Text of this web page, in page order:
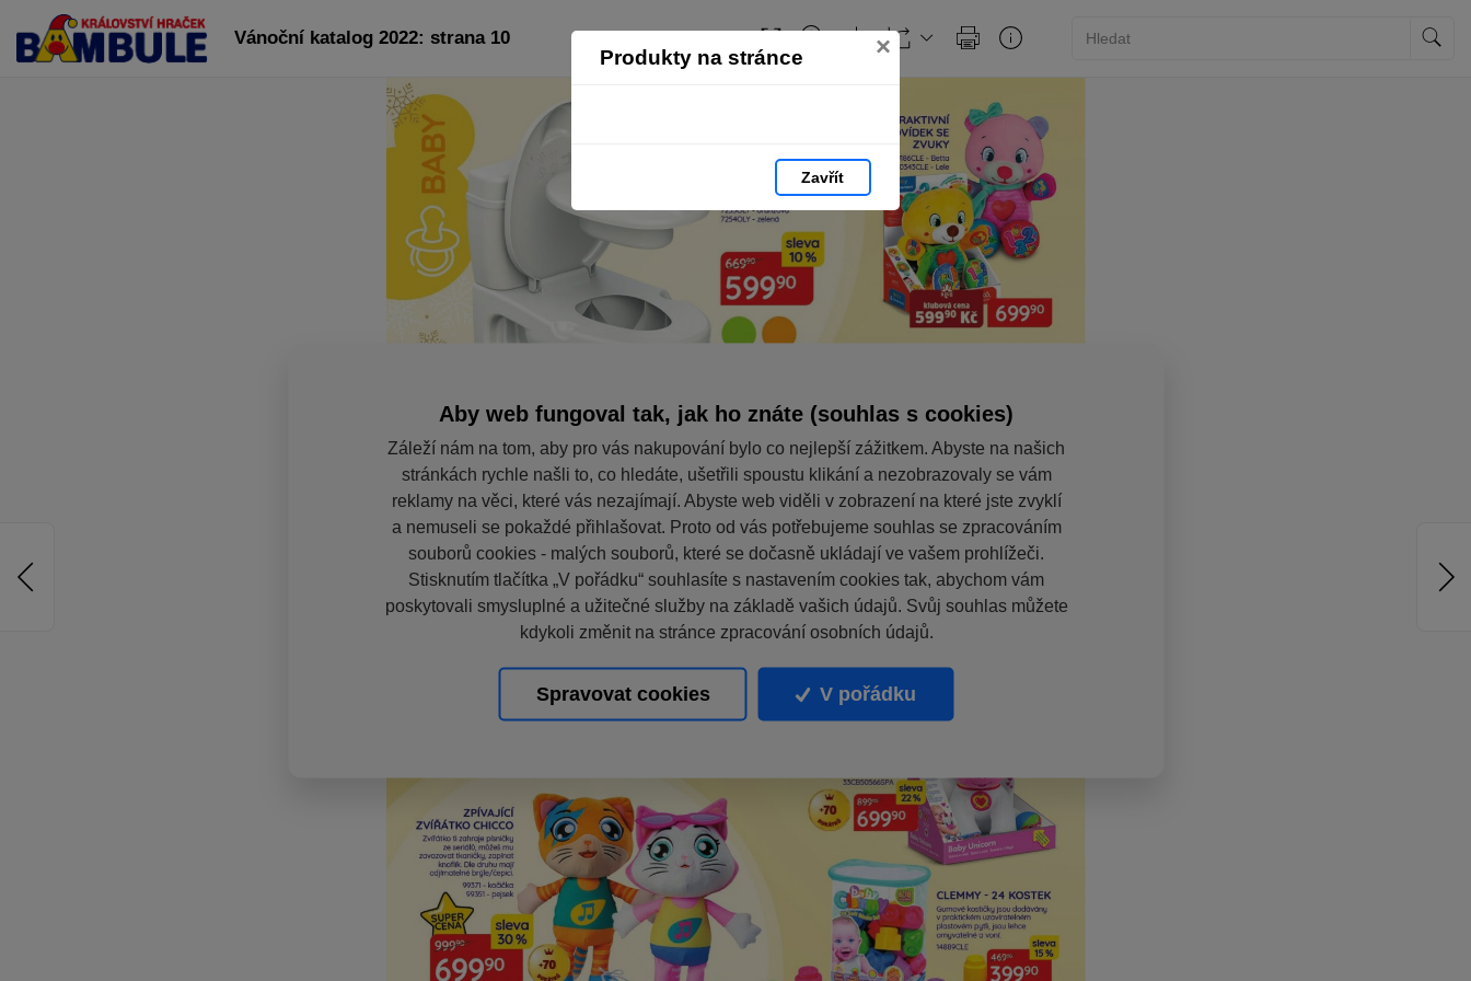
Produkty na stránce ×
Zavřít
Vánoční katalog 2022: strana 10
Aby web fungoval tak, jak ho znáte (souhlas s cookies)
Záleží nám na tom, aby pro vás nakupování bylo co nejlepší zážitkem. Abyste na našich
stránkách rychle našli to, co hledáte, ušetřili spoustu klikání a nezobrazovaly se vám
reklamy na věci, které vás nezajímají. Abyste web viděli v zobrazení na které jste zvyklí
a nemuseli se pokaždé přihlašovat. Proto od vás potřebujeme souhlas se zpracováním
souborů cookies - malých souborů, které se dočasně ukládají ve vašem prohlížeči.
Stisknutím tlačítka „V pořádku“ souhlasíte s nastavením cookies tak, abychom vám
poskytovali smysluplné a užitečné služby na základě vašich údajů. Svůj souhlas můžete
kdykoli změnit na stránce zpracování osobních údajů.
Spravovat cookies V pořádku